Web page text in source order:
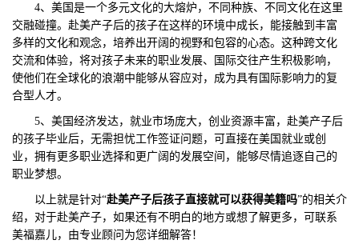
4、美国是一个多元文化的大熔炉，不同种族、不同文化在这里
交融碰撞。赴美产子后的孩子在这样的环境中成长，能接触到丰富
多样的文化和观念，培养出开阔的视野和包容的心态。这种跨文化
交流和体验，将对孩子未来的职业发展、国际交往产生积极影响，
使他们在全球化的浪潮中能够从容应对，成为具有国际影响力的复
合型人才。
5、美国经济发达，就业市场庞大，创业资源丰富，赴美产子后
的孩子毕业后，无需担忧工作签证问题，可直接在美国就业或创
业，拥有更多职业选择和更广阔的发展空间，能够尽情追逐自己的
职业梦想。
以上就是针对“赴美产子后孩子直接就可以获得美籍吗”的相关介
绍，对于赴美产子，如果还有不明白的地方或想了解更多，可联系
美福嘉儿，由专业顾问为您详细解答！